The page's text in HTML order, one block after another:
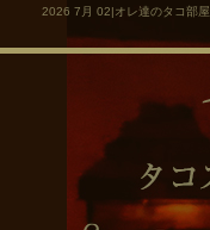
2026 7月 02|オレ達のタコ部屋